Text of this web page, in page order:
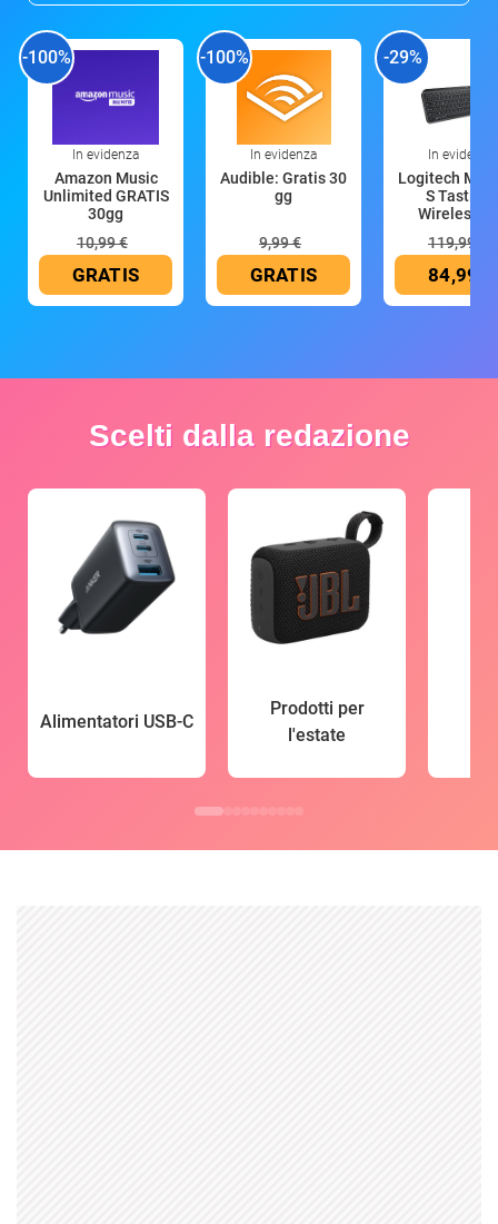
-100%
In evidenza
Amazon Music
Unlimited GRATIS
30gg
10,99 €
GRATIS
-100%
In evidenza
Audible: Gratis 30
gg
9,99 €
GRATIS
-29%
In evidenza
Logitech MX
S Tastiera
Wireless
119,99 €
84,99 €
Scelti dalla redazione
Alimentatori USB-C
Prodotti per
l'estate